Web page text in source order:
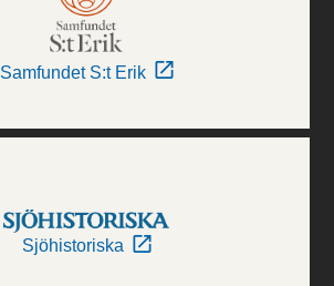
Samfundet S:t Erik
Sjöhistoriska